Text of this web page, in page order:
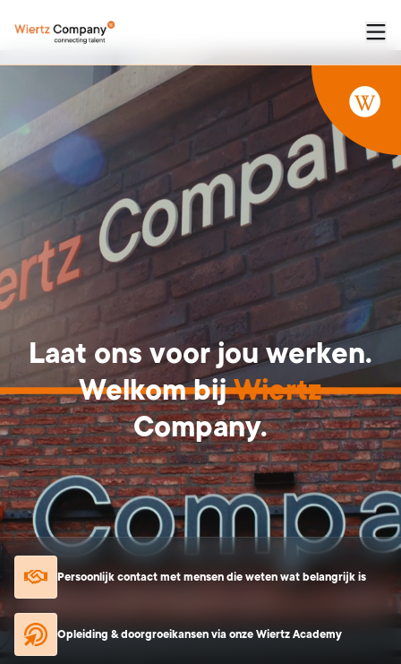
Laat ons voorjouwerken.
WelkombijWiertz
Company.
Persoonlijk contact met mensen die weten wat belangrijk is
Opleiding & doorgroeikansen via onze Wiertz Academy